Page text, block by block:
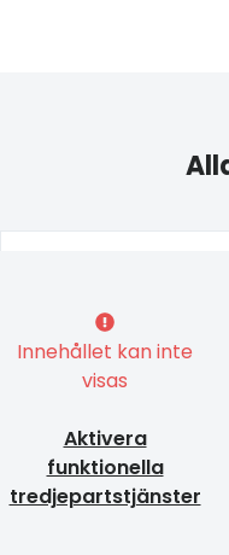
Innehållet kan inte
visas
Aktivera
funktionella
tredjepartstjänster